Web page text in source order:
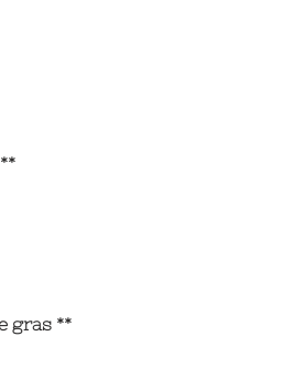
gras **